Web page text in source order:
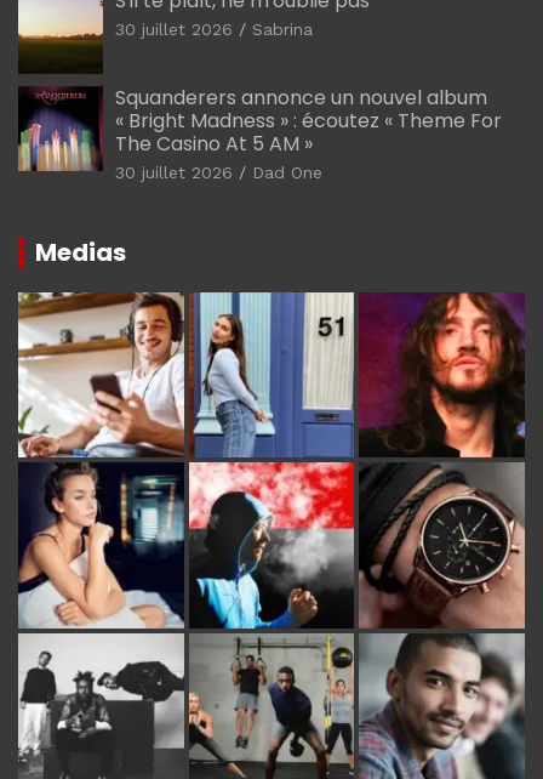
30 juillet 2026 Sabrina
Squanderers annonce un nouvel album
« Bright Madness » : écoutez « Theme For
The Casino At 5 AM »
30 juillet 2026 Dad One
Medias